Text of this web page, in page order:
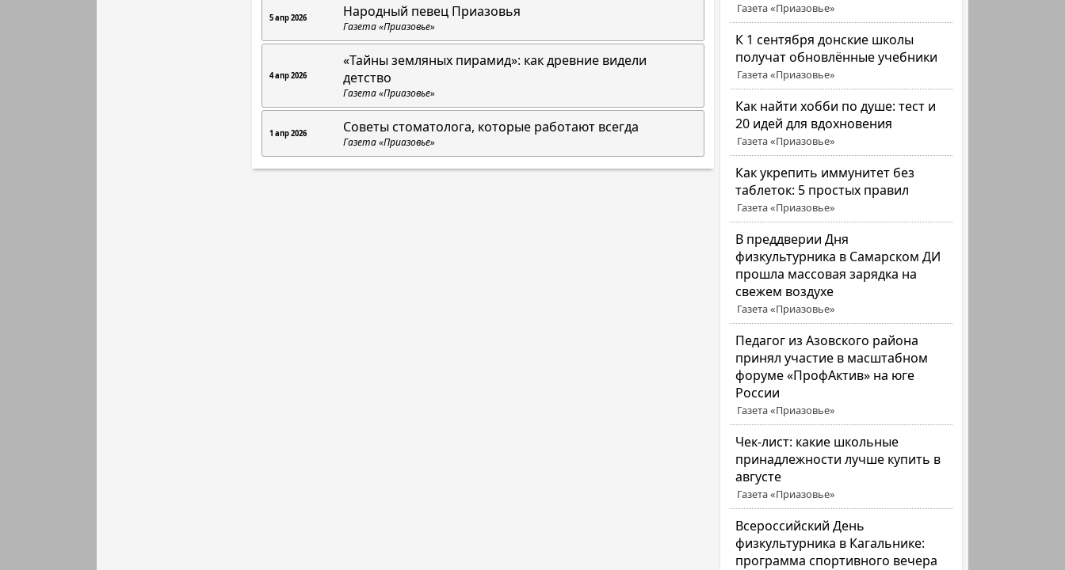
Газета «Приазовье»
К 1 сентября донские школы
получат обновлённые учебники
Газета «Приазовье»
Как найти хобби по душе: тест и
20 идей для вдохновения
Газета «Приазовье»
Как укрепить иммунитет без
таблеток: 5 простых правил
Газета «Приазовье»
В преддверии Дня
физкультурника в Самарском ДИ
прошла массовая зарядка на
свежем воздухе
Газета «Приазовье»
Педагог из Азовского района
принял участие в масштабном
форуме «ПрофАктив» на юге
России
Газета «Приазовье»
Чек-лист: какие школьные
принадлежности лучше купить в
августе
Газета «Приазовье»
Всероссийский День
физкультурника в Кагальнике:
программа спортивного вечера
5 апр 2026 Народный певец Приазовья
Газета «Приазовье»
4 апр 2026
«Тайны земляных пирамид»: как древние видели
детство
Газета «Приазовье»
1 апр 2026 Советы стоматолога, которые работают всегда
Газета «Приазовье»